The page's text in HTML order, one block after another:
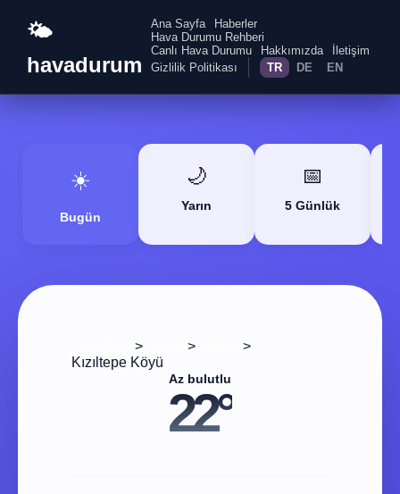
🌤️
havadurum
Ana Sayfa
Haberler
Hava Durumu Rehberi
Canlı Hava Durumu
Hakkımızda
İletişim
Gizlilik Politikası
TR DE EN
☀️
Bugün
🌙
Yarın
📅
5 Günlük
> >
>
Kızıltepe Köyü
Az bulutlu
22°